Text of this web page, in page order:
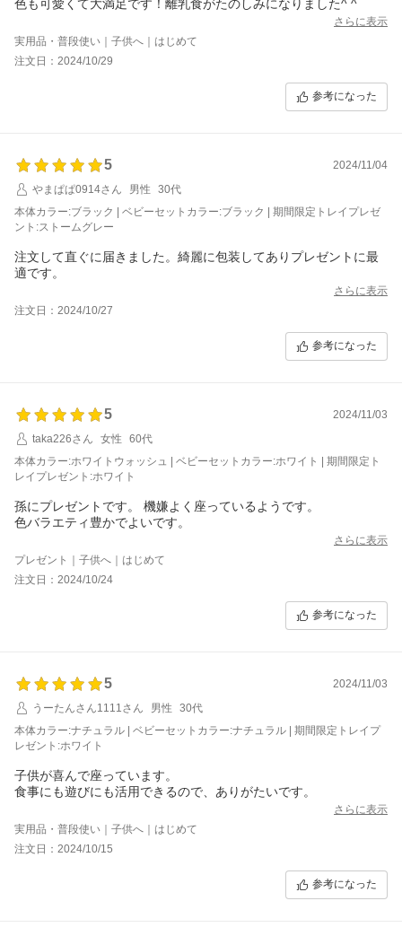
色も可愛くて大満足です！離乳食がたのしみになりました^ ^
さらに表示
実用品・普段使い｜子供へ｜はじめて
注文日：2024/10/29
参考になった
5
2024/11/04
やまぱぱ0914さん
男性
30代
本体カラー:ブラック | ベビーセットカラー:ブラック | 期間限定トレイプレゼ
ント:ストームグレー
注文して直ぐに届きました。綺麗に包装してありプレゼントに最
適です。
さらに表示
注文日：2024/10/27
参考になった
5
2024/11/03
taka226さん
女性
60代
本体カラー:ホワイトウォッシュ | ベビーセットカラー:ホワイト | 期間限定ト
レイプレゼント:ホワイト
孫にプレゼントです。 機嫌よく座っているようです。
色バラエティ豊かでよいです。
さらに表示
プレゼント｜子供へ｜はじめて
注文日：2024/10/24
参考になった
5
2024/11/03
うーたんさん1111さん
男性
30代
本体カラー:ナチュラル | ベビーセットカラー:ナチュラル | 期間限定トレイプ
レゼント:ホワイト
子供が喜んで座っています。
食事にも遊びにも活用できるので、ありがたいです。
さらに表示
実用品・普段使い｜子供へ｜はじめて
注文日：2024/10/15
参考になった